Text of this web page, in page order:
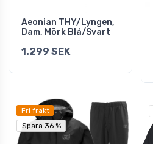
Aeonian THY/Lyngen,
Dam, Mörk Blå/Svart
1.299 SEK
Fri frakt
Spara 36 %
Spara 36 %